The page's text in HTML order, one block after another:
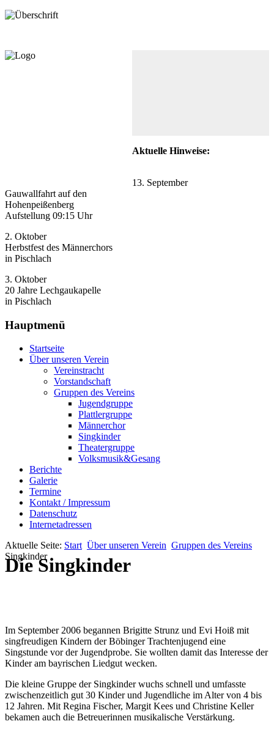
Aktuelle Hinweise:
13. September
Gauwallfahrt auf den
Hohenpeißenberg
Aufstellung 09:15 Uhr
2. Oktober
Herbstfest des Männerchors
in Pischlach
3. Oktober
20 Jahre Lechgaukapelle
in Pischlach
Hauptmenü
Startseite
Über unseren Verein
Vereinstracht
Vorstandschaft
Gruppen des Vereins
Jugendgruppe
Plattlergruppe
Männerchor
Singkinder
Theatergruppe
Volksmusik&Gesang
Berichte
Galerie
Termine
Kontakt / Impressum
Datenschutz
Internetadressen
Aktuelle Seite: Start Über unseren Verein Gruppen des Vereins
Singkinder
Die Singkinder
Im September 2006 begannen Brigitte Strunz und Evi Hoiß mit
singfreudigen Kindern der Böbinger Trachtenjugend eine
Singstunde vor der Jugendprobe. Sie wollten damit das Interesse der
Kinder am bayrischen Liedgut wecken.
Die kleine Gruppe der Singkinder wuchs schnell und umfasste
zwischenzeitlich gut 30 Kinder und Jugendliche im Alter von 4 bis
12 Jahren. Mit Regina Fischer, Margit Kees und Christine Keller
bekamen auch die Betreuerinnen musikalische Verstärkung.